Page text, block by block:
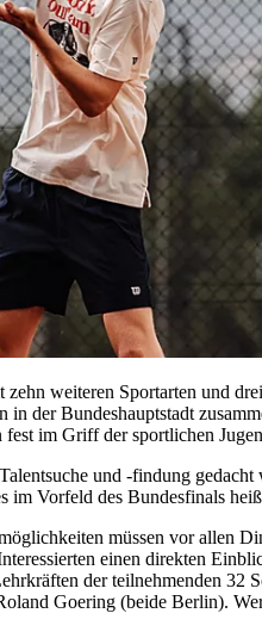
weiteren Sportarten und
der Bundeshauptstadt
im Griff der sportlichen
und -findung
im Vorfeld des Bundesfinals
müssen vor allen
einen direkten
der teilnehmenden
Goering (beide Berlin).